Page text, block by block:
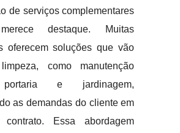
de serviços complementares
destaque. Muitas
oferecem soluções que vão
como manutenção
e jardinagem,
as demandas do cliente em
Essa abordagem